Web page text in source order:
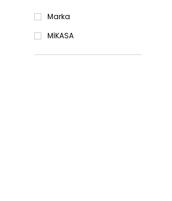
Marka
MİKASA